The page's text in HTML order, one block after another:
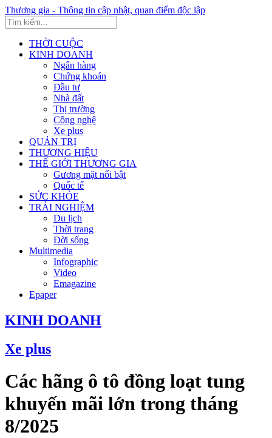
Thương gia - Thông tin cập nhật, quan điểm độc lập
THỜI CUỘC
KINH DOANH
Ngân hàng
Chứng khoán
Đầu tư
Nhà đất
Thị trường
Công nghệ
Xe plus
QUẢN TRỊ
THƯƠNG HIỆU
THẾ GIỚI THƯƠNG GIA
Gương mặt nổi bật
Quốc tế
SỨC KHỎE
TRẢI NGHIỆM
Du lịch
Thời trang
Đời sống
Multimedia
Infographic
Video
Emagazine
Epaper
KINH DOANH
Xe plus
Các hãng ô tô đồng loạt tung
khuyến mãi lớn trong tháng
8/2025